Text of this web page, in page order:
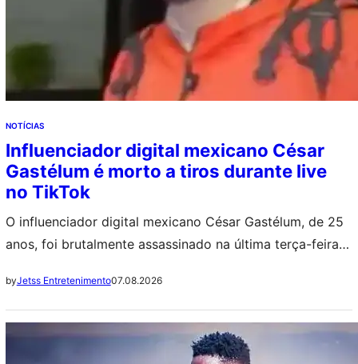
NOTÍCIAS
Influenciador digital mexicano César
Gastélum é morto a tiros durante live
no TikTok
O influenciador digital mexicano César Gastélum, de 25
anos, foi brutalmente assassinado na última terça-feira
ao vivo no TikTok em Culiacán, estado de Sinaloa. Ele
estava na calçada de uma lanchonete popular quando
dois homens em uma motocicleta se aproximaram e o
garupa disparou à queima-roupa.…
byJetss Entretenimento07.08.2026